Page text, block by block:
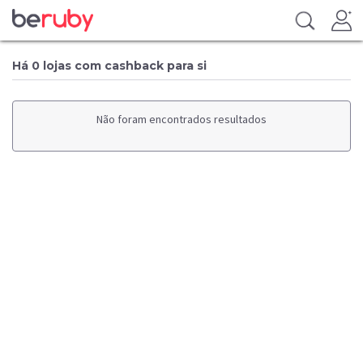
Há 0 lojas com cashback para si
Não foram encontrados resultados